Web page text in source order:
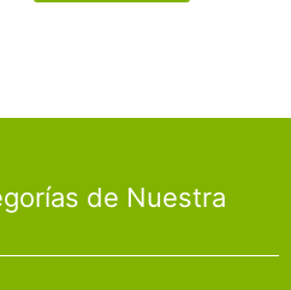
de Nuestra